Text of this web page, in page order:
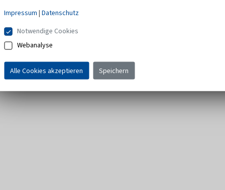
Impressum | Datenschutz
Notwendige Cookies
Webanalyse
Alle Cookies akzeptieren Speichern